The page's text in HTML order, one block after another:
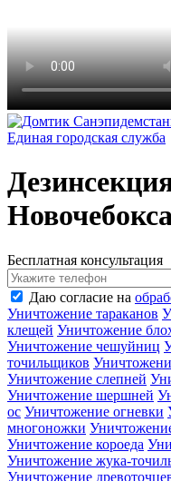
Единая городская служба
Бесплатная консультация
Даю согласие на
Уничтожение тараканов
клещей Уничтожение
Уничтожение чешуйниц
точильщиков
Уничтожение слепней
Уничтожение шершней
ос Уничтожение огневки
многоножки
Уничтожение короеда
Уничтожение жука-
Уничтожение